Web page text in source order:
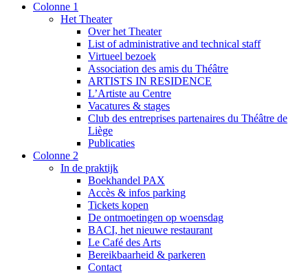
Colonne 1
Het Theater
Over het Theater
List of administrative and technical staff
Virtueel bezoek
Association des amis du Théâtre
ARTISTS IN RESIDENCE
L’Artiste au Centre
Vacatures & stages
Club des entreprises partenaires du Théâtre de
Liège
Publicaties
Colonne 2
In de praktijk
Boekhandel PAX
Accès & infos parking
Tickets kopen
De ontmoetingen op woensdag
BACI, het nieuwe restaurant
Le Café des Arts
Bereikbaarheid & parkeren
Contact